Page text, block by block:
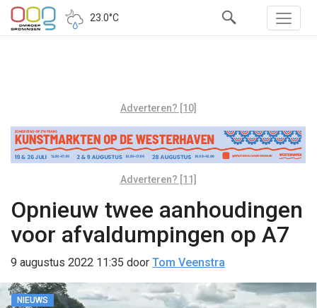
23.0°C
Adverteren? [10]
Adverteren? [11]
Opnieuw twee aanhoudingen
voor afvaldumpingen op A7
9 augustus 2022 11:35 door Tom Veenstra
NIEUWS